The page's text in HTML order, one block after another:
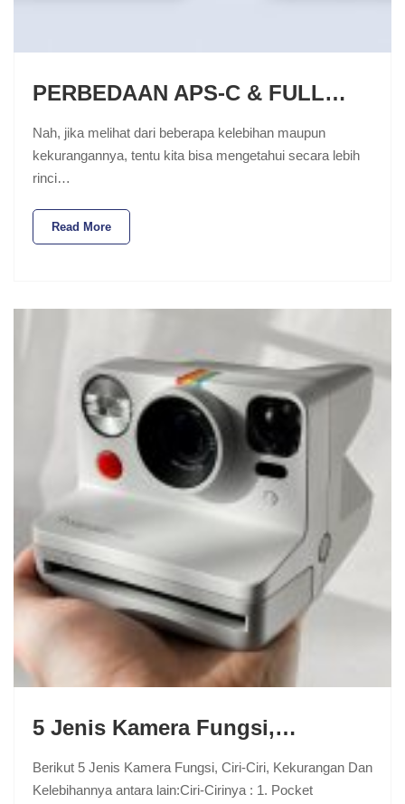
PERBEDAAN APS-C & FULL…
Nah, jika melihat dari beberapa kelebihan maupun
kekurangannya, tentu kita bisa mengetahui secara lebih
rinci…
Read More
5 Jenis Kamera Fungsi,…
Berikut 5 Jenis Kamera Fungsi, Ciri-Ciri, Kekurangan Dan
Kelebihannya antara lain:Ciri-Cirinya : 1. Pocket